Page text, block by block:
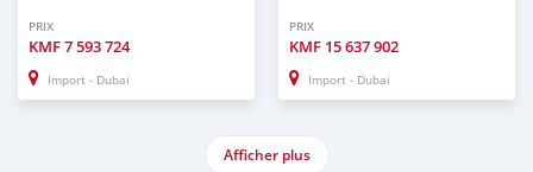
PRIX
KMF7 593 724
Import - Dubai
PRIX
KMF 15 637 902
Import - Dubai
Afficher plus